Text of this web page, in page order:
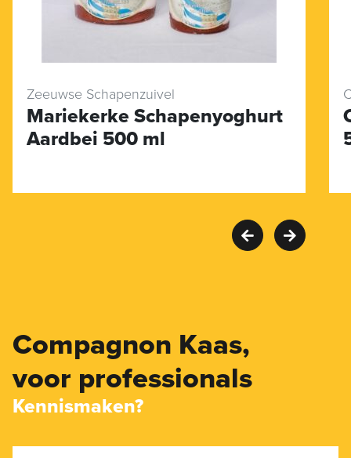
Zeeuwse Schapenzuivel
Mariekerke Schapenyoghurt
Aardbei 500 ml
Compagnon Kaas,
voor professionals
Kennismaken?